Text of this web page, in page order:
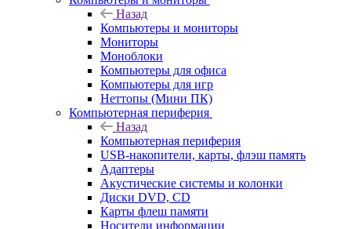
Назад
Компьютеры и мониторы
Мониторы
Моноблоки
Компьютеры для офиса
Компьютеры для игр
Неттопы (Мини ПК)
Компьютерная периферия
Назад
Компьютерная периферия
USB-накопители, карты, флэш память
Адаптеры
Акустические системы и колонки
Диски DVD, CD
Карты флеш памяти
Носители информации